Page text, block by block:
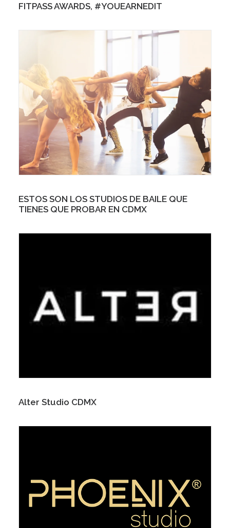
FITPASS AWARDS, #YOUEARNEDIT
ESTOS SON LOS STUDIOS DE BAILE QUE
TIENES QUE PROBAR EN CDMX
Alter Studio CDMX